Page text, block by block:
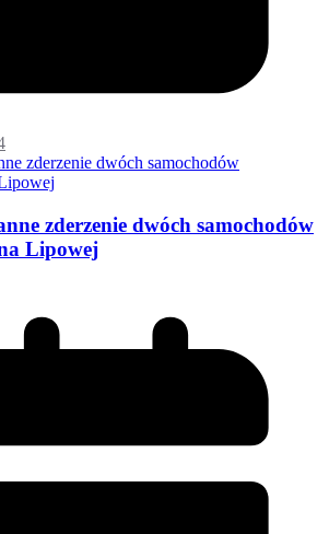
zderzenie dwóch samochodów
Lipowej